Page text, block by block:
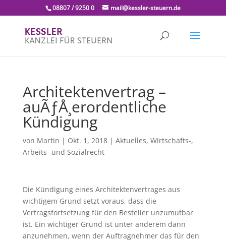
08807 / 9250 0 mail@kessler-steuern.de
Architektenvertrag –
auÃƒÅ¸erordentliche
Kündigung
von Martin | Okt. 1, 2018| Aktuelles, Wirtschafts-,
Arbeits- und Sozialrecht
Die Kündigung eines Architektenvertrages aus
wichtigem Grund setzt voraus, dass die
Vertragsfortsetzung für den Besteller unzumutbar
ist. Ein wichtiger Grund ist unter anderem dann
anzunehmen, wenn der Auftragnehmer das für den